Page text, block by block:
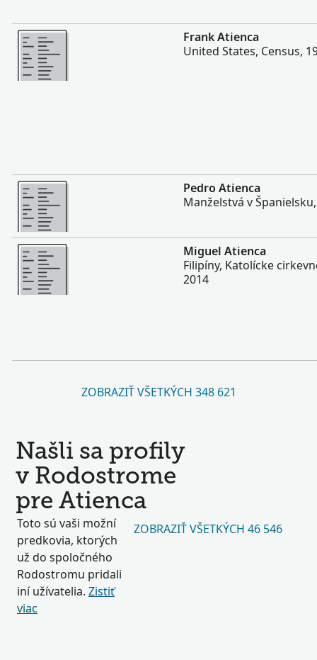
Viac
Frank Atienca
United States, Census,
Viac
Pedro Atienca
Manželstvá v
Viac
Miguel Atienca
Filipíny, Katolícke
2014
ZOBRAZIŤ VŠETKÝCH 348 621
Našli sa profily
v Rodostrome
pre Atienca
Toto sú vaši možní
predkovia, ktorých
už do spoločného
Rodostromu pridali
iní užívatelia. Zistiť
viac
ZOBRAZIŤ VŠETKÝCH 46 546